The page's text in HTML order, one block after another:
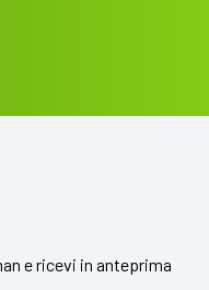
e ricevi in anteprima